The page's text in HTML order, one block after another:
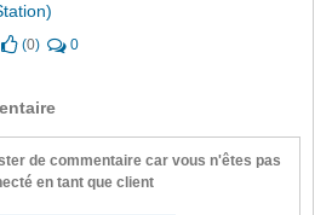
(0) 0
de commentaire car vous n'êtes pas
en tant que client